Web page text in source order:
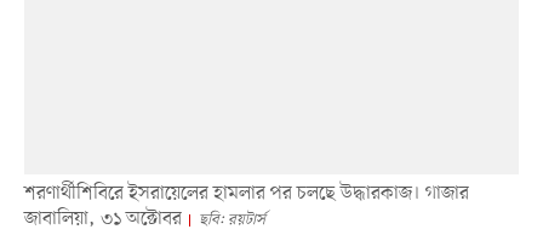
শরণার্থীশিবিরে ইসরায়েলের হামলার পর চলছে উদ্ধারকাজ। গাজার
জাবালিয়া, ৩১ অক্টোবর
ছবি: রয়টার্স